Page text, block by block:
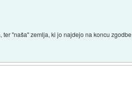
"naša" zemlja, ki jo najdejo na koncu zgodbe